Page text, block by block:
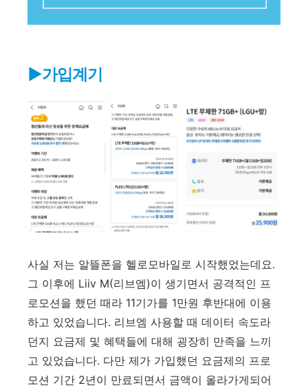
▶가입계기
사실 저는 알뜰폰을 헬로모바일로 시작했었는데요.
그 이후에 Liiv M(리브엠)이 생기면서 공격적인 프
로모션을 했던 때라 11기가를 1만원 후반대에 이용
하고 있었습니다. 리브엠 사용할 때 데이터 속도라
던지 요금제 및 혜택들에 대해 굉장히 만족을 느끼
고 있었습니다. 다만 제가 가입했던 요금제의 프로
모션 기간 2년이 만료되면서 금액이 올라가게되어